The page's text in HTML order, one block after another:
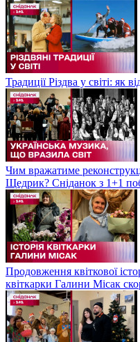
Традиції Різдва у світі: як
Чим вражатиме
Щедрик? Сніданок з 1+1
Продовження квіткової
квіткарки Галини Місак